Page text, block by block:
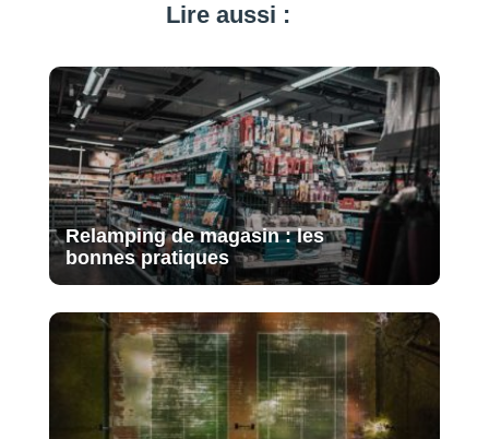
Lire aussi :
Relamping de magasin : les
bonnes pratiques